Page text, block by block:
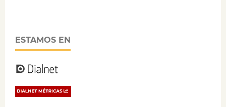
ESTAMOS EN